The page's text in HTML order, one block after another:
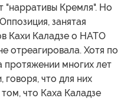
"нарративы Кремля". Но
занятая
Кахи Каладзе о НАТО
отреагировала. Хотя по
протяжении многих лет
говоря, что для них
что Каха Каладзе